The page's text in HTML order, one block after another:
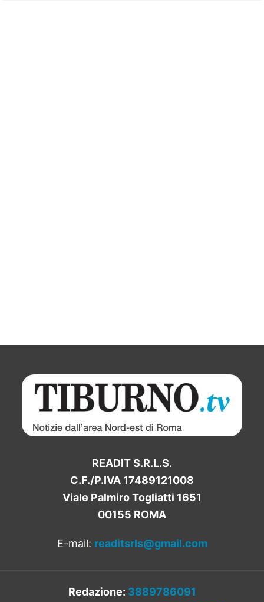
READIT S.R.L.S.
C.F./P.IVA 17489121008
Viale Palmiro Togliatti 1651
00155 ROMA
E-mail: readitsrls@gmail.com
Redazione: 3889786091